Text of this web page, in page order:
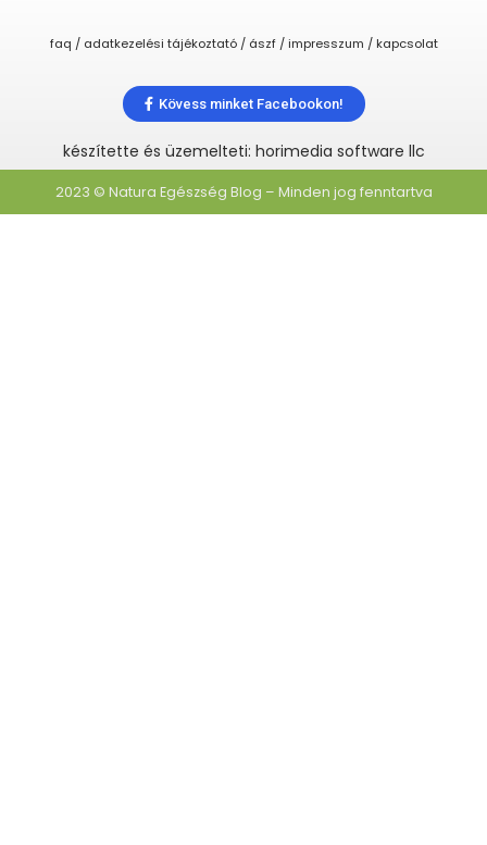
faq / adatkezelési tájékoztató / ászf / impresszum / kapcsolat
Kövess minket Facebookon!
készítette és üzemelteti: horimedia software llc
2023 © Natura Egészség Blog – Minden jog fenntartva